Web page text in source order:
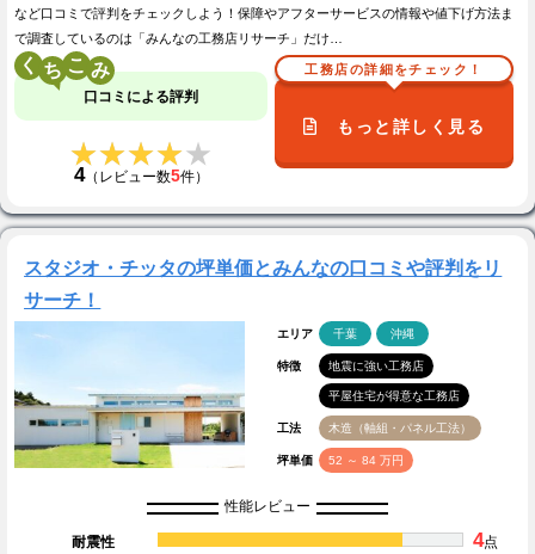
など口コミで評判をチェックしよう！保障やアフターサービスの情報や値下げ方法ま
で調査しているのは「みんなの工務店リサーチ」だけ…
く こ
口コミによる評判
★★★★★
★★★★★
4（レビュー数5件）
工務店の詳細をチェック！
もっと詳しく見る
スタジオ・チッタの坪単価とみんなの口コミや評判をリ
サーチ！
エリア 千葉 沖縄
特徴 地震に強い工務店
平屋住宅が得意な工務店
工法 木造（軸組・パネル工法）
坪単価 52 ～ 84 万円
性能レビュー
耐震性 4点